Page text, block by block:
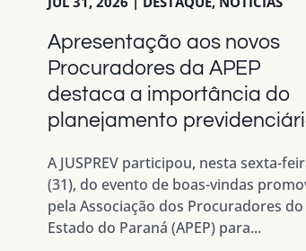
Apresentação aos novos
Procuradores da APEP
destaca a importância do
planejamento
A JUSPREV participou, nesta sexta-
(31), do evento de boas-vindas
pela Associação dos Procuradores do
Estado do Paraná (APEP) para...